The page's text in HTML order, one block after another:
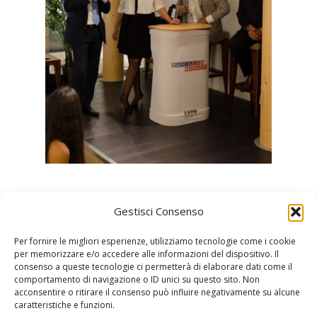
Gestisci Consenso
Per fornire le migliori esperienze, utilizziamo tecnologie come i cookie
per memorizzare e/o accedere alle informazioni del dispositivo. Il
consenso a queste tecnologie ci permetterà di elaborare dati come il
comportamento di navigazione o ID unici su questo sito. Non
acconsentire o ritirare il consenso può influire negativamente su alcune
caratteristiche e funzioni.
Sportello Italia
24, avenue de l'Annonciade